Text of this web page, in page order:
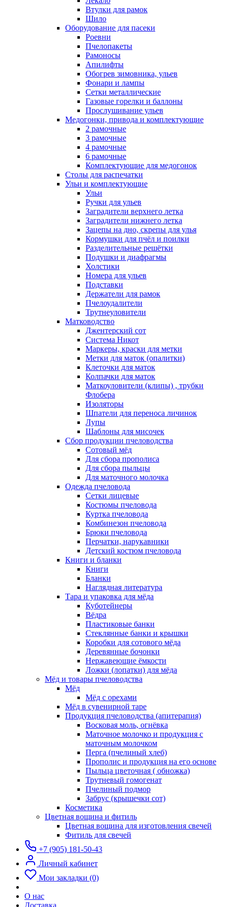
Втулки для рамок
Шило
Оборудование для пасеки
Роевни
Пчелопакеты
Рамоносы
Апилифты
Обогрев зимовника, ульев
Фонари и лампы
Сетки металлические
Газовые горелки и баллоны
Прослушивание ульев
Медогонки, привода и комплектующие
2 рамочные
3 рамочные
4 рамочные
6 рамочные
Комплектующие для медогонок
Столы для распечатки
Ульи и комплектующие
Ульи
Ручки для ульев
Заградители верхнего летка
Заградители нижнего летка
Зацепы на дно, скрепы для улья
Кормушки для пчёл и поилки
Разделительные решётки
Подушки и диафрагмы
Холстики
Номера для ульев
Подставки
Держатели для рамок
Пчелоудалители
Трутнеуловители
Матководство
Джентерский сот
Система Никот
Маркеры, краски для метки
Метки для маток (опалитки)
Клеточки для маток
Колпачки для маток
Маткоуловители (клипы) , трубки
Флобера
Изоляторы
Шпатели для переноса личинок
Лупы
Шаблоны для мисочек
Сбор продукции пчеловодства
Сотовый мёд
Для сбора прополиса
Для сбора пыльцы
Для маточного молочка
Одежда пчеловода
Сетки лицевые
Костюмы пчеловода
Куртка пчеловода
Комбинезон пчеловода
Брюки пчеловода
Перчатки, нарукавники
Детский костюм пчеловода
Книги и бланки
Книги
Бланки
Наглядная литература
Тара и упаковка для мёда
Куботейнеры
Вёдра
Пластиковые банки
Стеклянные банки и крышки
Коробки для сотового мёда
Деревянные бочонки
Нержавеющие ёмкости
Ложки (лопатки) для мёда
Мёд и товары пчеловодства
Мёд
Мёд с орехами
Мёд в сувенирной таре
Продукция пчеловодства (апитерапия)
Восковая моль, огнёвка
Маточное молочко и продукция с
маточным молочком
Перга (пчелиный хлеб)
Прополис и продукция на его основе
Пыльца цветочная ( обножка)
Трутневый гомогенат
Пчелиный подмор
Забрус (крышечки сот)
Косметика
Цветная вощина и фитиль
Цветная вощина для изготовления свечей
Фитиль для свечей
+7 (905) 181-50-43
Личный кабинет
Мои закладки (0)
О нас
Доставка